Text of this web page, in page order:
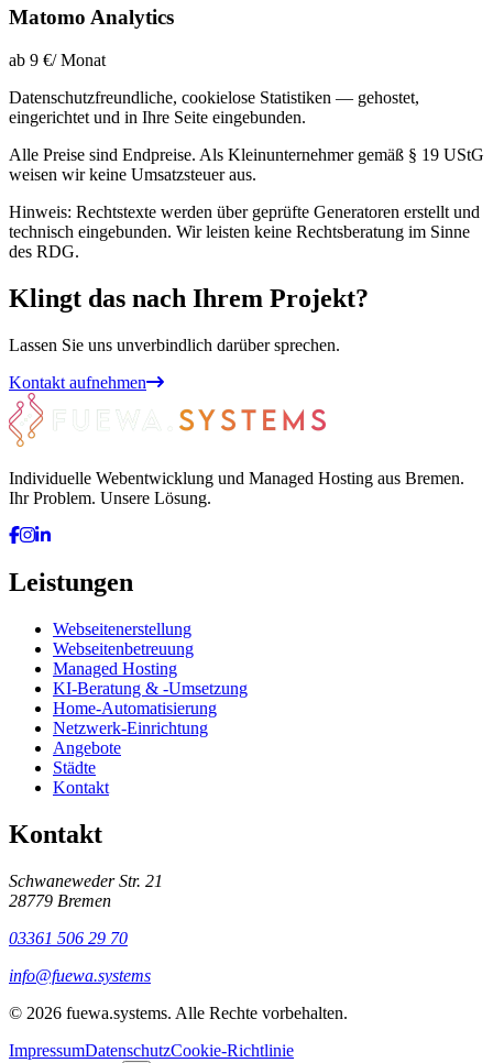
Matomo Analytics
ab 9 €/ Monat
Datenschutzfreundliche, cookielose Statistiken — gehostet,
eingerichtet und in Ihre Seite eingebunden.
Alle Preise sind Endpreise. Als Kleinunternehmer gemäß § 19 UStG
weisen wir keine Umsatzsteuer aus.
Hinweis: Rechtstexte werden über geprüfte Generatoren erstellt und
technisch eingebunden. Wir leisten keine Rechtsberatung im Sinne
des RDG.
Klingt das nach Ihrem Projekt?
Lassen Sie uns unverbindlich darüber sprechen.
Kontakt aufnehmen
Individuelle Webentwicklung und Managed Hosting aus Bremen.
Ihr Problem. Unsere Lösung.
Leistungen
Webseitenerstellung
Webseitenbetreuung
Managed Hosting
KI-Beratung & -Umsetzung
Home-Automatisierung
Netzwerk-Einrichtung
Angebote
Städte
Kontakt
Kontakt
Schwaneweder Str. 21
28779 Bremen
03361 506 29 70
info@fuewa.systems
© 2026 fuewa.systems. Alle Rechte vorbehalten.
ImpressumDatenschutzCookie-Richtlinie